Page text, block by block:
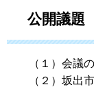
公開議題
（１）会議の
（２）坂出市